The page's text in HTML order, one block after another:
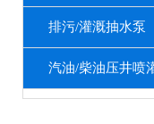
排污/灌溉抽水泵
汽油/柴油压井喷